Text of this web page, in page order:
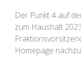
Der Punkt 4 auf
zum Haushalt
Homepage